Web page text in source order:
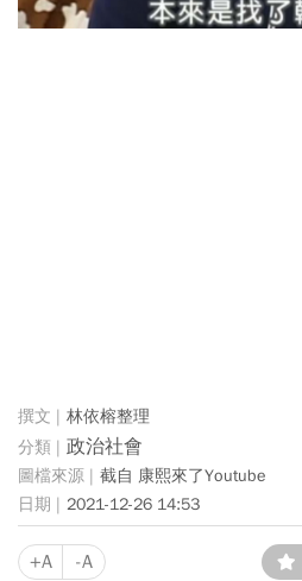
林依榕整理
政治社會
截自 康熙來了Youtube
2021-12-26 14:53
+A -A